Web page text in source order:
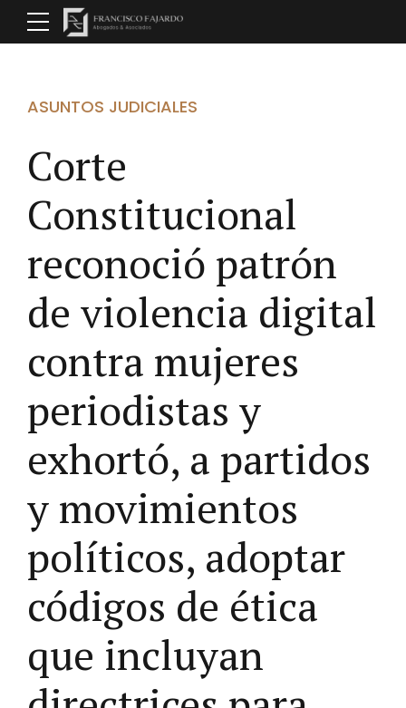
ASUNTOS JUDICIALES
Corte
Constitucional
reconoció patrón
de violencia digital
contra mujeres
periodistas y
exhortó, a partidos
y movimientos
políticos, adoptar
códigos de ética
que incluyan